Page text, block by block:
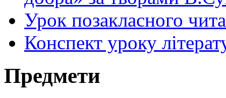
Урок позакласного
Конспект уроку
Предмети